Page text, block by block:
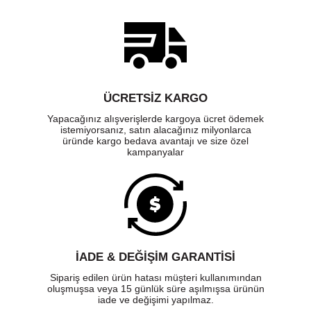
ÜCRETSIZ KARGO
Yapacağınız alışverişlerde kargoya ücret ödemek
istemiyorsanız, satın alacağınız milyonlarca
üründe kargo bedava avantajı ve size özel
kampanyalar
İADE & DEĞİŞİM GARANTİSİ
Sipariş edilen ürün hatası müşteri kullanımından
oluşmuşsa veya 15 günlük süre aşılmışsa ürünün
iade ve değişimi yapılmaz.